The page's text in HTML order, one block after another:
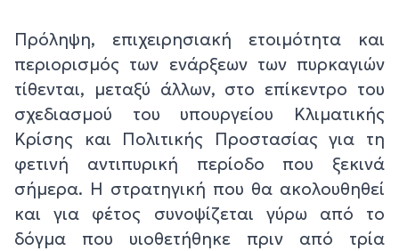
Πρόληψη, επιχειρησιακή ετοιμότητα και
περιορισμός των ενάρξεων των πυρκαγιών
τίθενται, μεταξύ άλλων, στο επίκεντρο του
σχεδιασμού του υπουργείου Κλιματικής
Κρίσης και Πολιτικής Προστασίας για τη
φετινή αντιπυρική περίοδο που ξεκινά
σήμερα. Η στρατηγική που θα ακολουθηθεί
και για φέτος συνοψίζεται γύρω από το
δόγμα που υιοθετήθηκε πριν από τρία